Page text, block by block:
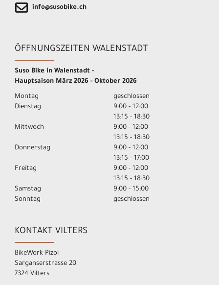
info@susobike.ch
ÖFFNUNGSZEITEN WALENSTADT
Suso Bike in Walenstadt -
Hauptsaison März 2026 - Oktober 2026
Montag
geschlossen
Dienstag
9:00 - 12:00
13:15 - 18:30
Mittwoch
9:00 - 12:00
13:15 - 18:30
Donnerstag
9:00 - 12:00
13:15 - 17:00
Freitag
9:00 - 12:00
13:15 - 18:30
Samstag
9:00 - 15:00
Sonntag
geschlossen
KONTAKT VILTERS
BikeWork-Pizol
Sarganserstrasse 20
7324 Vilters